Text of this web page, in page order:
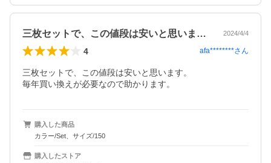
三枚セットで、この値段は安いと思います… 2024/4/4
4 afa********さん
三枚セットで、この値段は安いと思います。
毎年買い換えが必要なので助かります。
購入した商品
カラー/Set、サイズ/150
購入したストア